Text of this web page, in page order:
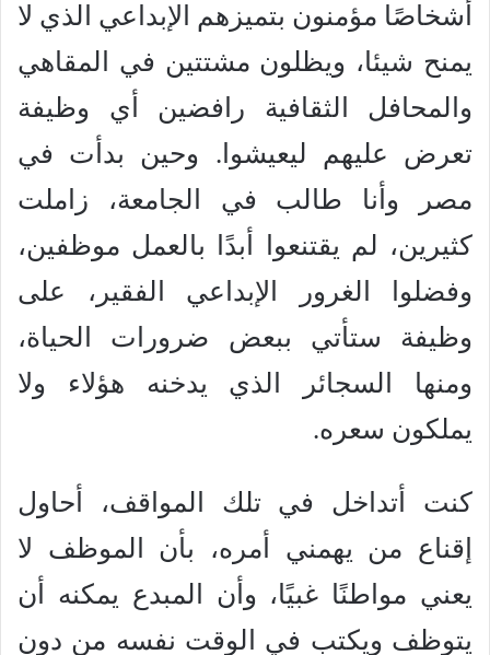
أشخاصًا مؤمنون بتميزهم الإبداعي الذي لا
يمنح شيئا، ويظلون مشتتين في المقاهي
والمحافل الثقافية رافضين أي وظيفة
تعرض عليهم ليعيشوا. وحين بدأت في
مصر وأنا طالب في الجامعة، زاملت
كثيرين، لم يقتنعوا أبدًا بالعمل موظفين،
وفضلوا الغرور الإبداعي الفقير، على
وظيفة ستأتي ببعض ضرورات الحياة،
ومنها السجائر الذي يدخنه هؤلاء ولا
يملكون سعره.
كنت أتداخل في تلك المواقف، أحاول
إقناع من يهمني أمره، بأن الموظف لا
يعني مواطنًا غبيًا، وأن المبدع يمكنه أن
يتوظف ويكتب في الوقت نفسه من دون